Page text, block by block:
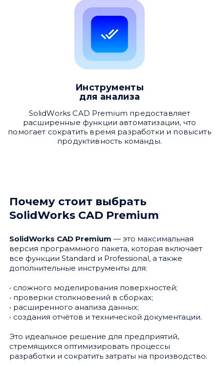
Инструменты
для анализа
SolidWorks CAD Premium предоставляет
расширенные функции автоматизации, что
помогает сократить время разработки и повысить
продуктивность команды.
Почему стоит выбрать
SolidWorks CAD Premium
SolidWorks CAD Premium — это максимальная
версия программного пакета, которая включает
все функции Standard и Professional, а также
дополнительные инструменты для:
• сложного моделирования поверхностей;
• проверки столкновений в сборках;
• расширенного анализа данных;
• создания отчётов и технической документации.
Это идеальное решение для предприятий,
стремящихся оптимизировать процессы
разработки и сократить затраты на производство.
Привіт 👋, чим тобі допомогти?
Ми зазвичай відповідаємо дуже швидко
Надіслати повідомлення